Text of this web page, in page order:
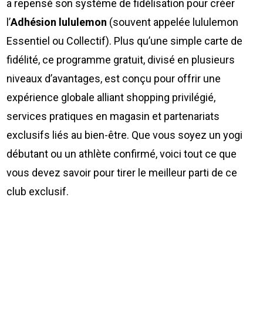
a repensé son système de fidélisation pour créer
l’Adhésion lululemon (souvent appelée lululemon
Essentiel ou Collectif). Plus qu’une simple carte de
fidélité, ce programme gratuit, divisé en plusieurs
niveaux d’avantages, est conçu pour offrir une
expérience globale alliant shopping privilégié,
services pratiques en magasin et partenariats
exclusifs liés au bien-être. Que vous soyez un yogi
débutant ou un athlète confirmé, voici tout ce que
vous devez savoir pour tirer le meilleur parti de ce
club exclusif.